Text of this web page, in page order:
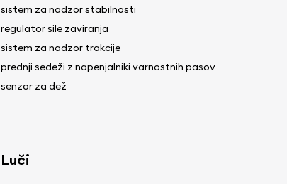
sistem za nadzor stabilnosti
regulator sile zaviranja
sistem za nadzor trakcije
prednji sedeži z napenjalniki varnostnih pasov
senzor za dež
Luči